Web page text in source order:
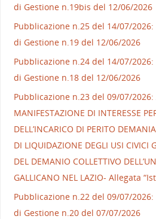
di Gestione n.19bis del 12/06/2026
Pubblicazione n.25 del 14/07/
di Gestione n.19 del 12/06/2026
Pubblicazione n.24 del 14/07/
di Gestione n.18 del 12/06/2026
Pubblicazione n.23 del 09/07/2026:
MANIFESTAZIONE DI INTERESSE
DELL’INCARICO DI PERITO
DI LIQUIDAZIONE DEGLI USI CIVICI
DEL DEMANIO COLLETTIVO
GALLICANO NEL LAZIO- Allegata
Pubblicazione n.22 del 09/07/
di Gestione n.20 del 07/07/2026